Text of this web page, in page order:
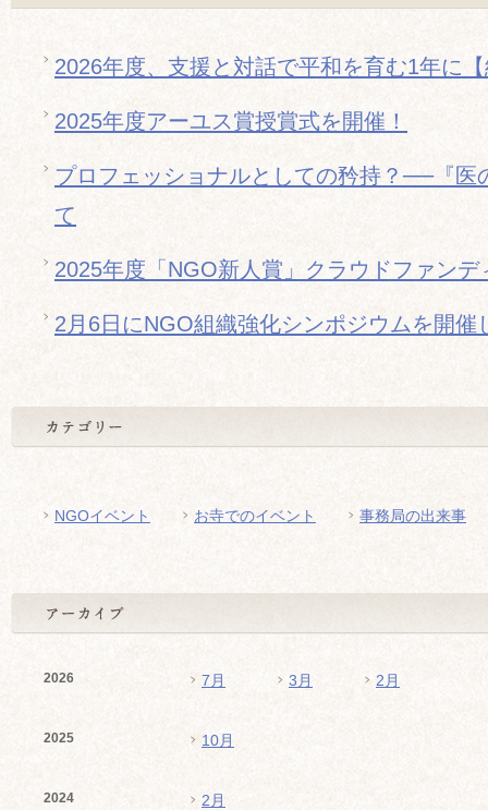
2026年度、支援と対話で平和を育む1年に
2025年度アーユス賞授賞式を開催！
プロフェッショナルとしての矜持？──『医
て
2025年度「NGO新人賞」クラウドファン
2月6日にNGO組織強化シンポジウムを開催
NGOイベント お寺でのイベント 事務局の出来事
2026 7月 3月 2月
2025 10月
2024 2月